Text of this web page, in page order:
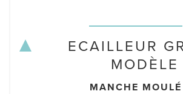
ECAILLEUR
MODÈLE
MANCHE MOULÉ